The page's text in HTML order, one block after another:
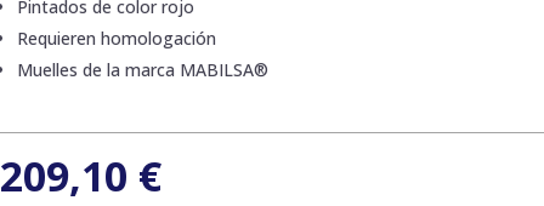
Pintados de color rojo
Requieren homologación
Muelles de la marca MABILSA®
209,10 €